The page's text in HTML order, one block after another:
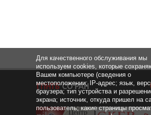
Для качественного обслуживания мы
используем cookies, которые
Вашем компьютере (сведения о
местоположении; IP-адрес; язык,
браузера; тип устройства и
экрана; источник, откуда пришел на
пользователь; какие страницы